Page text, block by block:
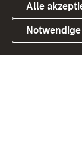
Link zum
Alle